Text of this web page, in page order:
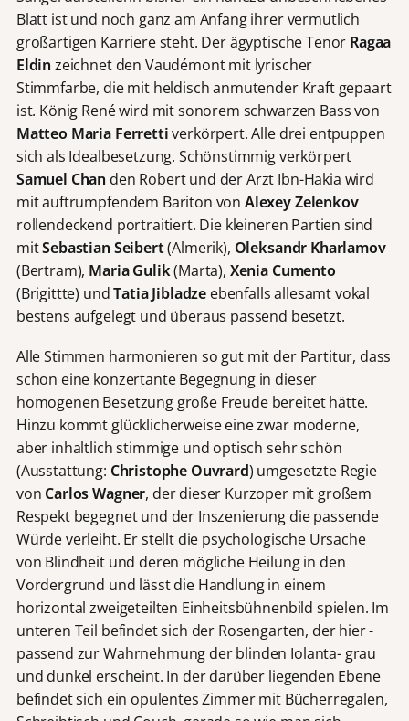
Blatt ist und noch ganz am Anfang ihrer vermutlich
großartigen Karriere steht. Der ägyptische Tenor Ragaa
Eldinzeichnet den Vaudémont mit lyrischer
Stimmfarbe, die mit heldisch anmutender Kraft gepaart
ist. König René wird mit sonorem schwarzen Bass von
Matteo Maria Ferrettiverkörpert. Alle drei entpuppen
sich als Idealbesetzung. Schönstimmig verkörpert
Samuel Chan den Robert und der Arzt Ibn-Hakia wird
mit auftrumpfendem Bariton von Alexey Zelenkov
rollendeckend portraitiert. Die kleineren Partien sind
mitSebastian Seibert(Almerik), Oleksandr Kharlamov
(Bertram), Maria Gulik(Marta), Xenia Cumento
(Brigittte) undTatia Jibladze ebenfalls allesamt vokal
bestens aufgelegt und überaus passend besetzt.
Alle Stimmen harmonieren so gut mit der Partitur, dass
schon eine konzertante Begegnung in dieser
homogenen Besetzung große Freude bereitet hätte.
Hinzu kommt glücklicherweise eine zwar moderne,
aber inhaltlich stimmige und optisch sehr schön
(Ausstattung: Christophe Ouvrard) umgesetzte Regie
von Carlos Wagner, der dieser Kurzoper mit großem
Respekt begegnet und der Inszenierung die passende
Würde verleiht. Er stellt die psychologische Ursache
von Blindheit und deren mögliche Heilung in den
Vordergrund und lässt die Handlung in einem
horizontal zweigeteilten Einheitsbühnenbild spielen. Im
unteren Teil befindet sich der Rosengarten, der hier -
passend zur Wahrnehmung der blinden Iolanta- grau
und dunkel erscheint. In der darüber liegenden Ebene
befindet sich ein opulentes Zimmer mit Bücherregalen,